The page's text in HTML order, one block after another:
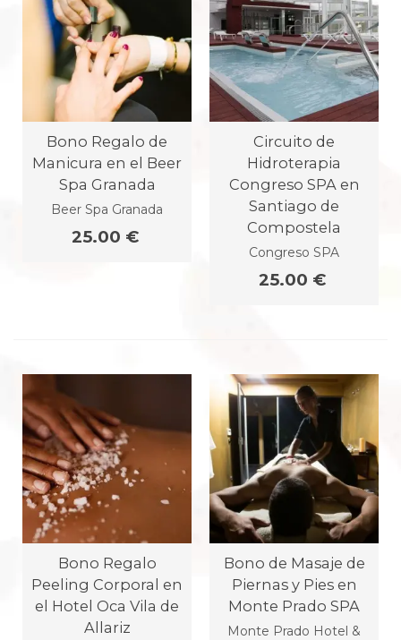
Bono Regalo de
Manicura en el Beer
Spa Granada
Beer Spa Granada
25.00 €
Circuito de
Hidroterapia
Congreso SPA en
Santiago de
Compostela
Congreso SPA
25.00 €
Bono Regalo
Peeling Corporal en
el Hotel Oca Vila de
Allariz
Bono de Masaje de
Piernas y Pies en
Monte Prado SPA
Monte Prado Hotel &